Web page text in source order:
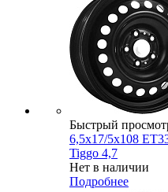
Быстрый
6,5x17/5x108
Tiggo 4,7
Нет в наличии
Подробнее